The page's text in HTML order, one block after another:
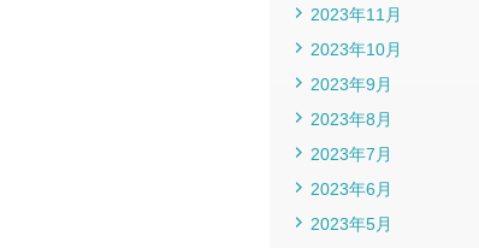
2023年11月
2023年10月
2023年9月
2023年8月
2023年7月
2023年6月
2023年5月